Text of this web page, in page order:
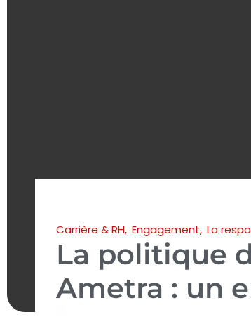
Carrière & RH, Engagement, La
La politique
Ametra : un